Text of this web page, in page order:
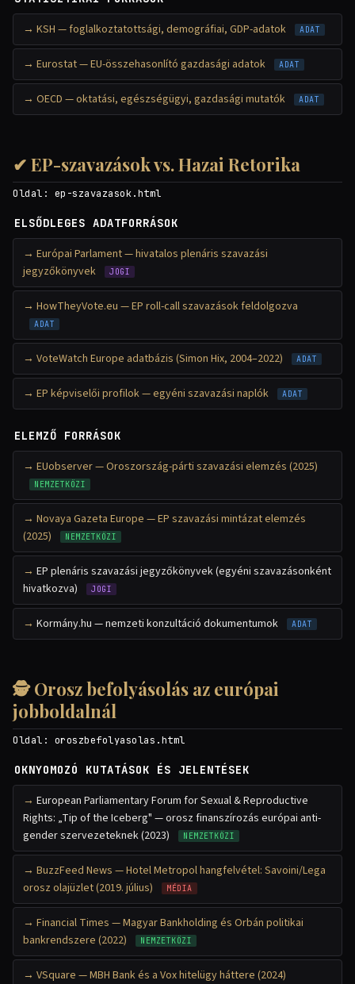
KSH — foglalkoztatottsági, demográfiai, GDP-adatok ADAT
Eurostat — EU-összehasonlító gazdasági adatok ADAT
OECD — oktatási, egészségügyi, gazdasági mutatók ADAT
✔ EP-szavazások vs. Hazai Retorika
Oldal: ep-szavazasok.html
ELSŐDLEGES ADATFORRÁSOK
Európai Parlament — hivatalos plenáris szavazási
jegyzőkönyvek
JOGI
HowTheyVote.eu — EP roll-call szavazások feldolgozva
ADAT
VoteWatch Europe adatbázis (Simon Hix, 2004–2022) ADAT
EP képviselői profilok — egyéni szavazási naplók ADAT
ELEMZŐ FORRÁSOK
EUobserver — Oroszország-párti szavazási elemzés (2025)
NEMZETKÖZI
Novaya Gazeta Europe — EP szavazási mintázat elemzés
(2025)
NEMZETKÖZI
EP plenáris szavazási jegyzőkönyvek (egyéni szavazásonként
hivatkozva)
JOGI
Kormány.hu — nemzeti konzultáció dokumentumok ADAT
🕵 Orosz befolyásolás az európai
jobboldalnál
Oldal: oroszbefolyasolas.html
OKNYOMOZÓ KUTATÁSOK ÉS JELENTÉSEK
European Parliamentary Forum for Sexual & Reproductive
Rights: „Tip of the Iceberg" — orosz finanszírozás európai anti-
gender szervezeteknek (2023)
NEMZETKÖZI
BuzzFeed News — Hotel Metropol hangfelvétel: Savoini/Lega
orosz olajüzlet (2019. július)
MÉDIA
Financial Times — Magyar Bankholding és Orbán politikai
bankrendszere (2022)
NEMZETKÖZI
VSquare — MBH Bank és a Vox hitelügy háttere (2024)